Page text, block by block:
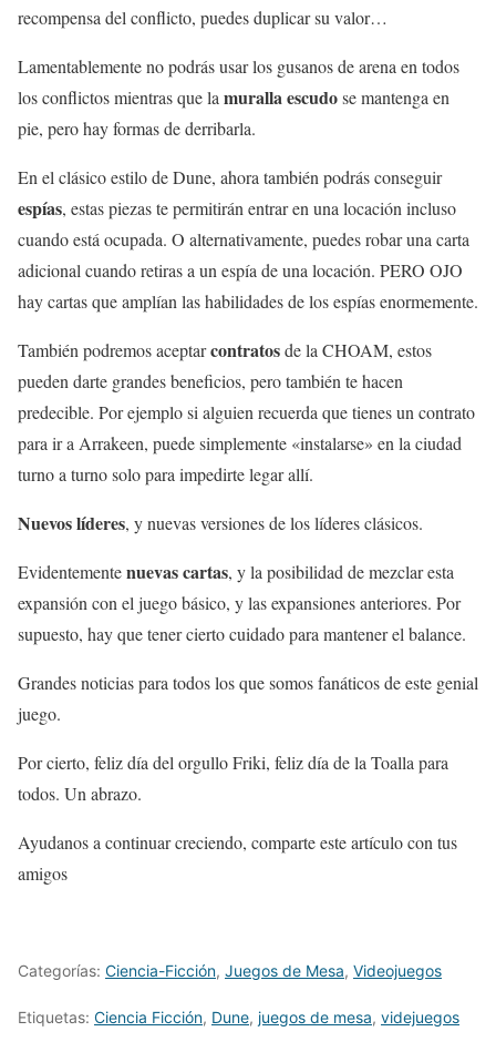
recompensa del conflicto, puedes duplicar su valor…
Lamentablemente no podrás usar los gusanos de arena en todos
los conflictos mientras que lamuralla escudose mantenga en
pie, pero hay formas de derribarla.
En el clásico estilo de Dune, ahora también podrás conseguir
espías, estas piezas te permitirán entrar en una locación incluso
cuando está ocupada. O alternativamente, puedes robar una carta
adicional cuando retiras a un espía de una locación. PERO OJO
hay cartas que amplían las habilidades de los espías enormemente.
También podremos aceptarcontratosde la CHOAM, estos
pueden darte grandes beneficios, pero también te hacen
predecible. Por ejemplo si alguien recuerda que tienes un contrato
para ir a Arrakeen, puede simplemente «instalarse» en la ciudad
turno a turno solo para impedirte legar allí.
Nuevos líderes, y nuevas versiones de los líderes clásicos.
Evidentementenuevas cartas, y la posibilidad de mezclar esta
expansión con el juego básico, y las expansiones anteriores. Por
supuesto, hay que tener cierto cuidado para mantener el balance.
Grandes noticias para todos los que somos fanáticos de este genial
juego.
Por cierto, feliz día del orgullo Friki, feliz día de la Toalla para
todos. Un abrazo.
Ayudanos a continuar creciendo, comparte este artículo con tus
amigos
Categorías: Ciencia-Ficción, Juegos de Mesa, Videojuegos
Etiquetas: Ciencia Ficción, Dune, juegos de mesa, videjuegos